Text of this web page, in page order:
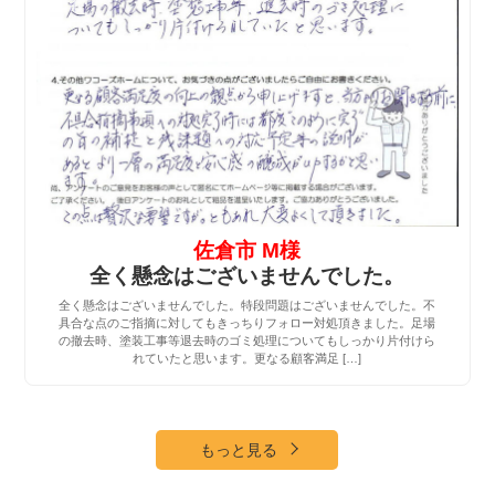
佐倉市 M様
全く懸念はございませんでした。
全く懸念はございませんでした。特段問題はございませんでした。不
具合な点のご指摘に対してもきっちりフォロー対処頂きました。足場
の撤去時、塗装工事等退去時のゴミ処理についてもしっかり片付けら
れていたと思います。更なる顧客満足 […]
もっと見る